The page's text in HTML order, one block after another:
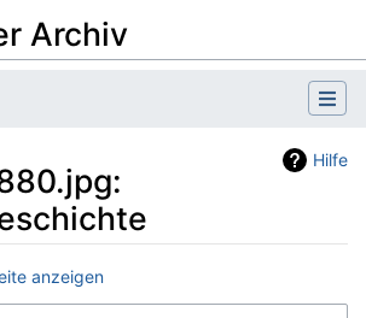
Archiv
Hilfe
anzeigen
,Suche